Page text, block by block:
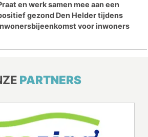
en werk samen mee aan een
gezond Den Helder tijdens
voor inwoners
PARTNERS